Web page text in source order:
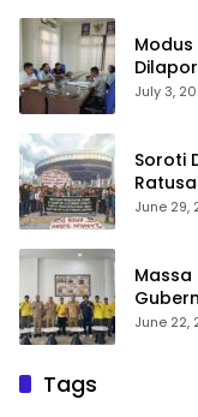
July 3,
Soroti
Kantor
June 29,
Massa
M-
June 22,
Tags